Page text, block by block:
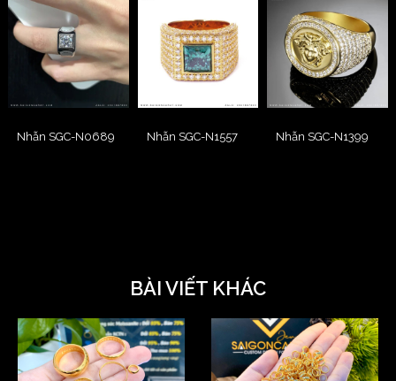
Nhẫn SGC-N0689 Nhẫn SGC-N1557 Nhẫn SGC-N1399
BÀI VIẾT KHÁC